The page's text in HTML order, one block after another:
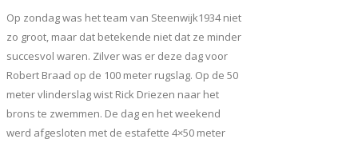
Op zondag was het team van Steenwijk1934 niet
zo groot, maar dat betekende niet dat ze minder
succesvol waren. Zilver was er deze dag voor
Robert Braad op de 100 meter rugslag. Op de 50
meter vlinderslag wist Rick Driezen naar het
brons te zwemmen. De dag en het weekend
werd afgesloten met de estafette 4×50 meter